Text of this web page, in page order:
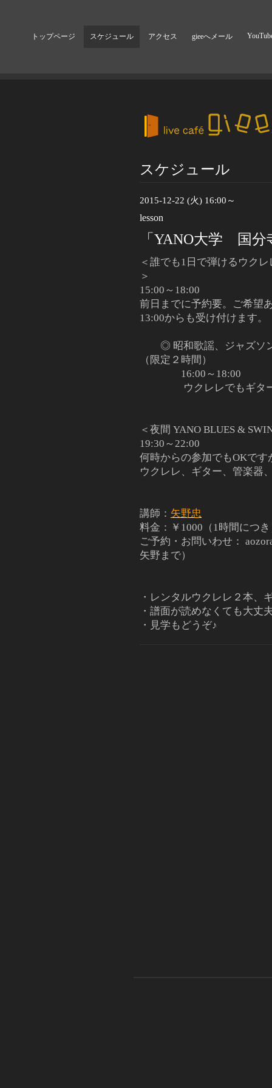
トップページ スケジュール アクセス gieeへメール
スケジュール
2015-12-22 (火) 16:00～
lesson
「YANO大学 国分
＜誰でも1日で弾けるウク
＞
15:00～18:00
前日までに予約要。ご希望
13:00からも受け付けます。
◎ 昭和歌謡、ジャズソ
（限定２時間）
16:00～18:00
ウクレレでもギター
＜夜間 YANO BLUES &
19:30～22:00
何時からの参加でもOKで
ウクレレ、ギター、管楽器
講師： 矢野忠
料金：￥1000（1時間につ
ご予約・お問いわせ：
矢野まで）
・レンタルウクレレ２本、
・譜面が読めなくても大丈
・見学もどうぞ♪